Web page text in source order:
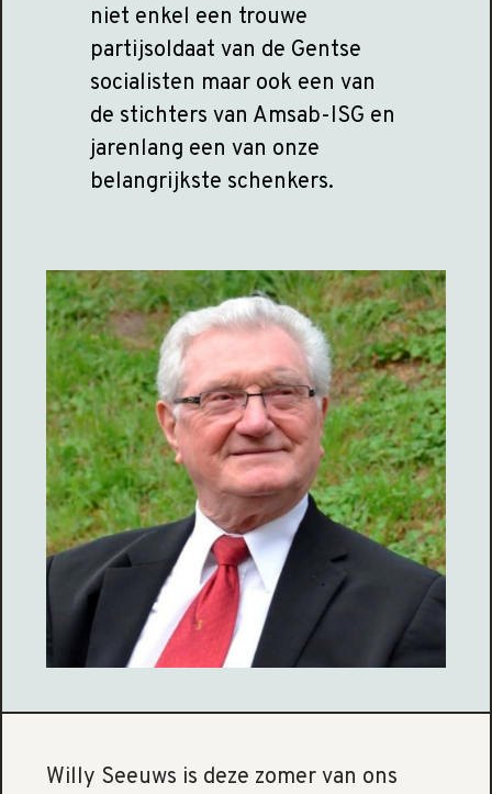
niet enkel een trouwe
partijsoldaat van de Gentse
socialisten maar ook een van
de stichters van Amsab-ISG en
jarenlang een van onze
belangrijkste schenkers.
Willy Seeuws is deze zomer van ons